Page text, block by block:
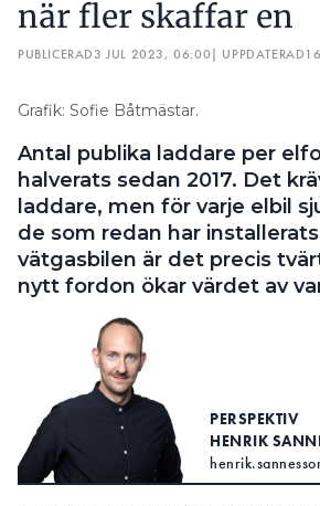
när fler skaffar en
PUBLICERAD3 JUL 2023, 06:00| UPPDATERAD
Grafik: Sofie Båtmästar.
Antal publika laddare per
halverats sedan 2017. Det
laddare, men för varje elbil
de som redan har
vätgasbilen är det precis
nytt fordon ökar värdet av
PERSPEKTIV
HENRIK